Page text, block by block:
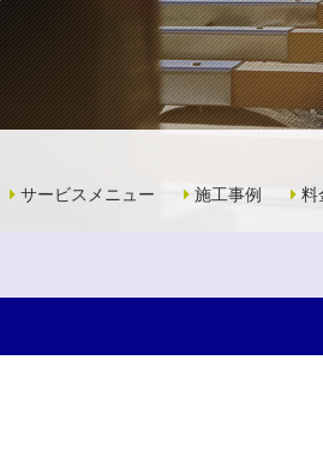
サービスメニュー 施工事例 料